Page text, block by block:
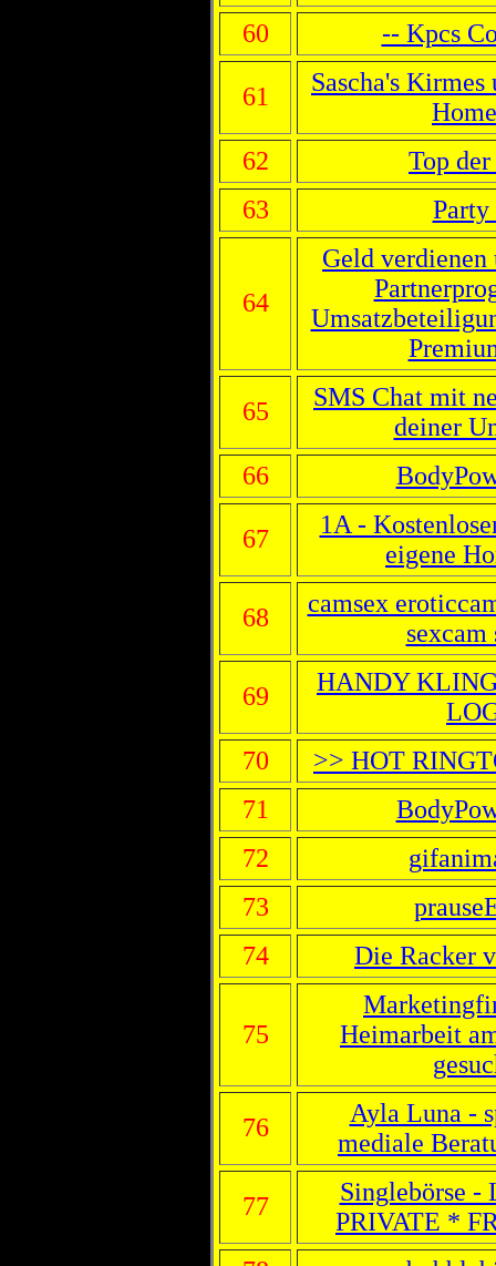
60
-- Kpcs
61
Sascha's
62
Top
63
Party
64
Geld verdienen
65
SMS Chat mit
deiner
66
67
1A -
eigene
68
camsex
sexcam
69
HANDY
70
>> HOT
71
72
73
74
Die Racker
75
Heimarbeit
76
Ayla Luna -
mediale
77
Singlebörse -
PRIVATE *